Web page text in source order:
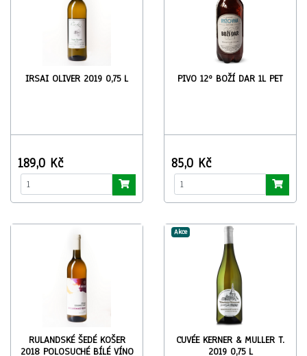
IRSAI OLIVER 2019 0,75 L
189,0 Kč
PIVO 12º BOŽÍ DAR 1L PET
85,0 Kč
RULANDSKÉ ŠEDÉ KOŠER
2018 POLOSUCHÉ BÍLÉ VÍNO
Akce
CUVÉE KERNER & MULLER T.
2019 0,75 L